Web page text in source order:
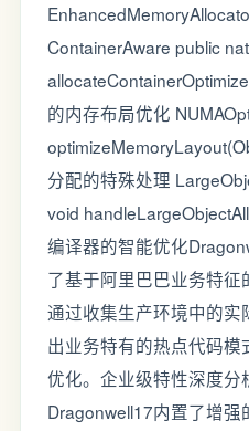
ContainerAware public
的内存布局优化
分配的特殊处理
void
编译器的智能优化
了基于阿里巴巴业务特征
通过收集生产环境中的
出业务特有的热点代码
优化。企业级特性深度分
Dragonwell17内置了增